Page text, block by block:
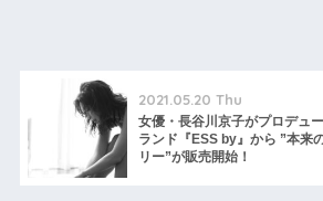
2021.05.20 Thu
女優・長谷川京子がプロデュ
ランド『ESS by』から ”本来
リー”が販売開始！